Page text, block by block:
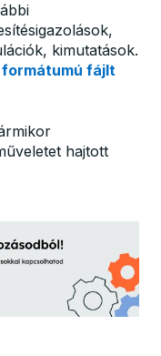
kimutatások.
fájlt
hajtott